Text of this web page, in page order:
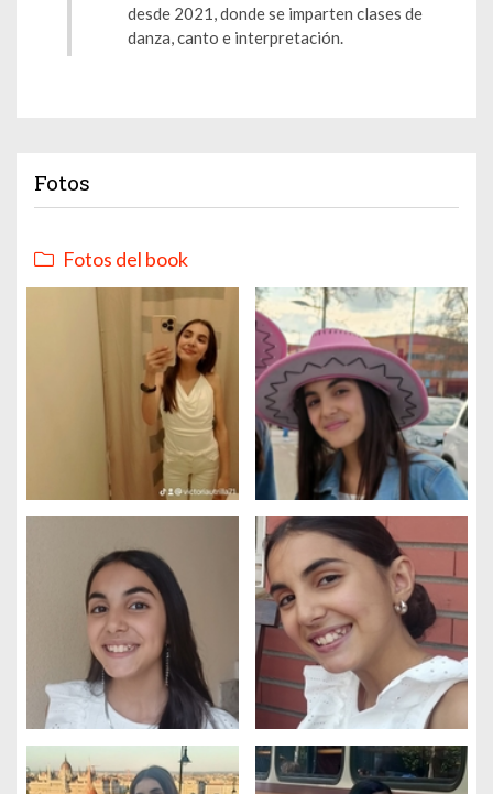
desde 2021, donde se imparten clases de
danza, canto e interpretación.
Fotos
Fotos del book